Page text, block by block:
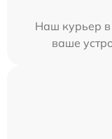
Наш курьер в
ваше